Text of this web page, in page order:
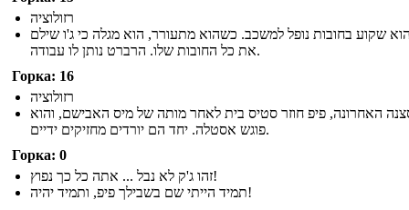
רזולוציה
שקוע בחובות נופל למשכב. כשהוא מתעורר, הוא מגלה כי ג'ו שילם
את כל החובות שלו. הרברט נותן לו עבודה.
Горка: 16
רזולוציה
האחרונה, פיפ חוזר סטיס בית לאחר מותה של מיס האבישם, והוא
פוגש אסטלה. יחד הם יורדים מחזיקים ידיים.
Горка: 0
זהו ג'ק לא נבל ... אתה כל כך נפוץ!
תמיד הייתי שם בשבילך פיפ, ותמיד יהיה!